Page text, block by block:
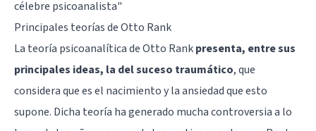
célebre psicoanalista"
Principales teorías de Otto Rank
La teoría psicoanalítica de Otto Rankpresenta, entre sus
principales ideas, la del suceso traumático, que
considera que es el nacimiento y la ansiedad que esto
supone. Dicha teoría ha generado mucha controversia a lo